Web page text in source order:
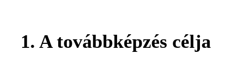
1. A továbbképzés célja